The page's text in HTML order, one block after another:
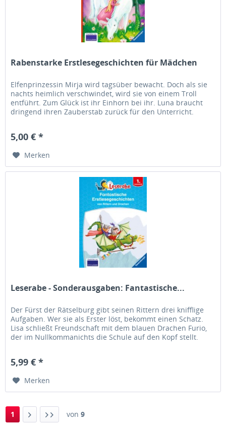
Rabenstarke Erstlesegeschichten für Mädchen
Elfenprinzessin Mirja wird tagsüber bewacht. Doch als sie
nachts heimlich verschwindet, wird sie von einem Troll
entführt. Zum Glück ist ihr Einhorn bei ihr. Luna braucht
dringend ihren Zauberstab zurück für den Unterricht.
5,00 € *
Merken
Leserabe - Sonderausgaben: Fantastische...
Der Fürst der Rätselburg gibt seinen Rittern drei knifflige
Aufgaben. Wer sie als Erster löst, bekommt einen Schatz.
Lisa schließt Freundschaft mit dem blauen Drachen Furio,
der im Nullkommanichts die Schule auf den Kopf stellt.
5,99 € *
Merken
1 von 9